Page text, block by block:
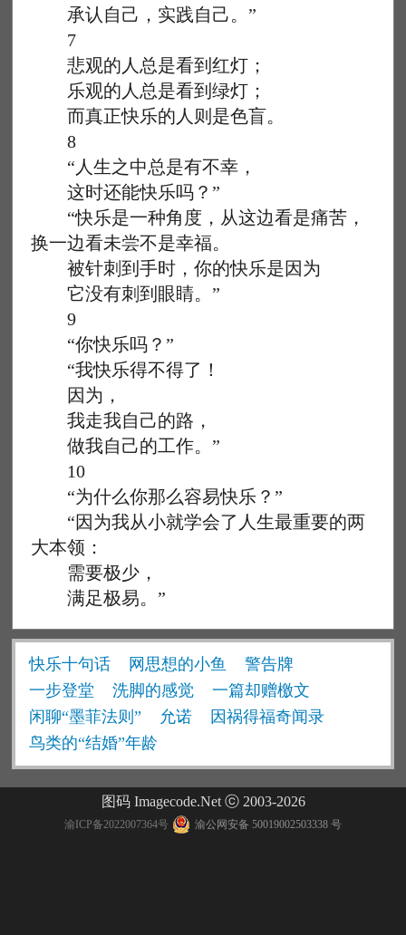
承认自己，实践自己。”
7
悲观的人总是看到红灯；
乐观的人总是看到绿灯；
而真正快乐的人则是色盲。
8
“人生之中总是有不幸，
这时还能快乐吗？”
“快乐是一种角度，从这边看是痛苦，
换一边看未尝不是幸福。
被针刺到手时，你的快乐是因为
它没有刺到眼睛。”
9
“你快乐吗？”
“我快乐得不得了！
因为，
我走我自己的路，
做我自己的工作。”
10
“为什么你那么容易快乐？”
“因为我从小就学会了人生最重要的两
大本领：
需要极少，
满足极易。”
快乐十句话 网思想的小鱼
警告牌
一步登堂
洗脚的感觉
一篇却赠檄文
闲聊“墨菲法则”
允诺
因祸得福奇闻录
鸟类的“结婚”年龄
图码 Imagecode.Net ⓒ 2003-2026
渝ICP备2022007364号 渝公网安备 50019002503338 号